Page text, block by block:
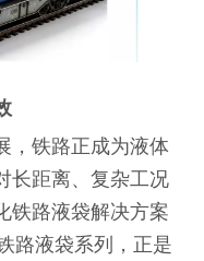
，铁路正成为液体
长距离、复杂工况
铁路液袋解决方案
路液袋系列，正是